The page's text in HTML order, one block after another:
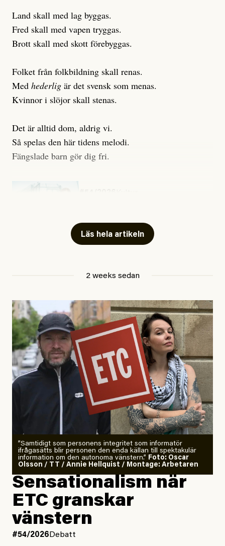
Land skall med lag byggas.
Fred skall med vapen tryggas.
Brott skall med skott förebyggas.
Folket från folkbildning skall renas.
Med hederlig är det svensk som menas.
Kvinnor i slöjor skall stenas.
Det är alltid dom, aldrig vi.
Så spelas den här tidens melodi.
Fängslade barn gör dig fri.
Läs hela artikeln
2 weeks sedan
”Samtidigt som personens integritet som informatör
ifrågasätts blir personen den enda källan till spektakulär
information om den autonoma vänstern.” Foto: Oscar
Olsson / TT / Annie Hellquist / Montage: Arbetaren
Sensationalism när
ETC granskar
vänstern
#54/2026 Debatt